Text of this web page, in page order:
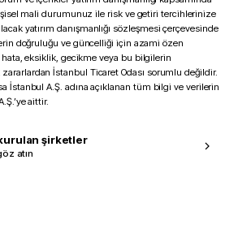
mali durumunuz ile risk ve getiri tercihlerinize
yatırım danışmanlığı sözleşmesi çerçevesinde
doğruluğu ve güncelliği için azami özen
eksiklik, gecikme veya bu bilgilerin
zararlardan İstanbul Ticaret Odası sorumlu değildir.
İstanbul A.Ş. adına açıklanan tüm bilgi ve verilerin
aittir.
şirketler
atın